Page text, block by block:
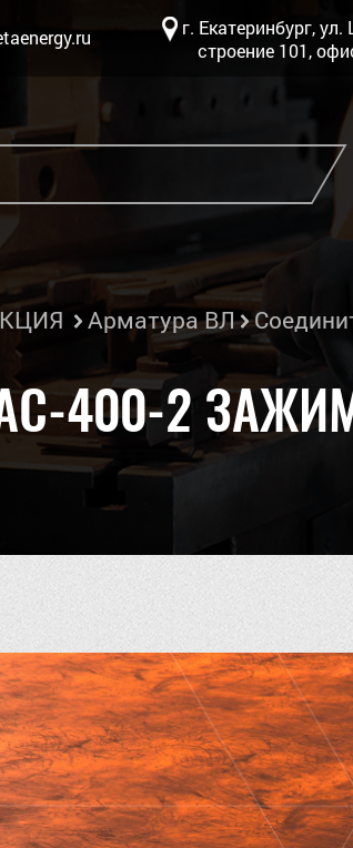
г. Екатеринбург,
строение 101,
Арматура ВЛ
400-2